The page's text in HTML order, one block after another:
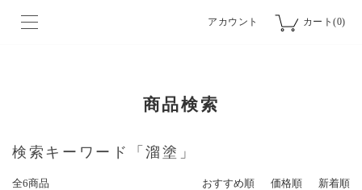
アカウント カート(0)
商品検索
検索キーワード「溜塗」
全6商品 おすすめ順 価格順 新着順